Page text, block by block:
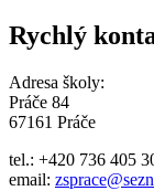
Rychlý
Adresa školy:
Práče 84
67161 Práče
tel.: +420 736 405
email: